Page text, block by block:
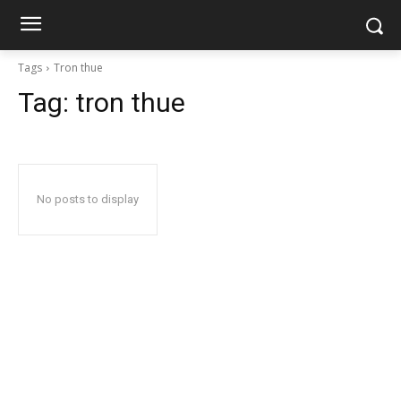
Tags Tron thue
Tag: tron thue
No posts to display